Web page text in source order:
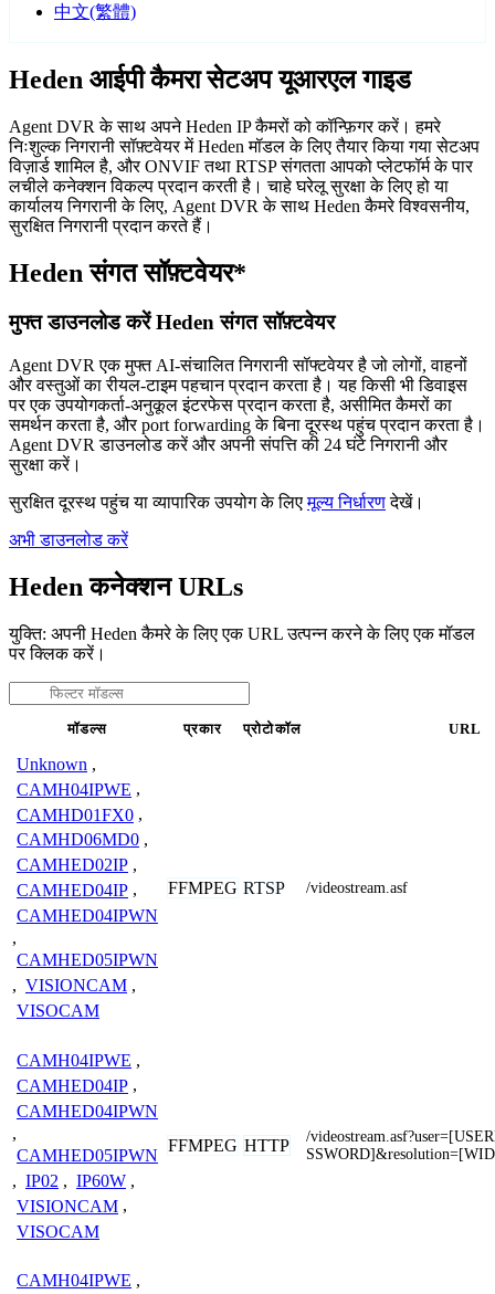
中文(繁體)
Heden आईपी कैमरा सेटअप यूआरएल गाइड
Agent DVR के साथ अपने Heden IP कैमरों को कॉन्फ़िगर करें। हमरे
निःशुल्क निगरानी सॉफ़्टवेयर में Heden मॉडल के लिए तैयार किया गया सेटअप
विज़ार्ड शामिल है, और ONVIF तथा RTSP संगतता आपको प्लेटफॉर्म के पार
लचीले कनेक्शन विकल्प प्रदान करती है। चाहे घरेलू सुरक्षा के लिए हो या
कार्यालय निगरानी के लिए, Agent DVR के साथ Heden कैमरे विश्वसनीय,
सुरक्षित निगरानी प्रदान करते हैं।
Heden संगत सॉफ़्टवेयर*
मुफ्त डाउनलोड करें Heden संगत सॉफ़्टवेयर
Agent DVR एक मुफ्त AI-संचालित निगरानी सॉफ्टवेयर है जो लोगों, वाहनों
और वस्तुओं का रीयल-टाइम पहचान प्रदान करता है। यह किसी भी डिवाइस
पर एक उपयोगकर्ता-अनुकूल इंटरफेस प्रदान करता है, असीमित कैमरों का
समर्थन करता है, और port forwarding के बिना दूरस्थ पहुंच प्रदान करता है।
Agent DVR डाउनलोड करें और अपनी संपत्ति की 24 घंटे निगरानी और
सुरक्षा करें।
सुरक्षित दूरस्थ पहुंच या व्यापारिक उपयोग के लिएमूल्य निर्धारणदेखें।
अभी डाउनलोड करें
Heden कनेक्शन URLs
युक्ति: अपनी Heden कैमरे के लिए एक URL उत्पन्न करने के लिए एक मॉडल
पर क्लिक करें।
मॉडल्स प्रकार प्रोटोकॉल URL
Unknown ,
CAMH04IPWE ,
CAMHD01FX0 ,
CAMHD06MD0 ,
CAMHED02IP ,
CAMHED04IP ,
CAMHED04IPWN
,
CAMHED05IPWN
, VISIONCAM ,
VISOCAM
FFMPEG RTSP /videostream.asf
CAMH04IPWE ,
CAMHED04IP ,
CAMHED04IPWN
,
CAMHED05IPWN
, IP02 , IP60W ,
VISIONCAM ,
VISOCAM
FFMPEG HTTP
/
CAMH04IPWE ,